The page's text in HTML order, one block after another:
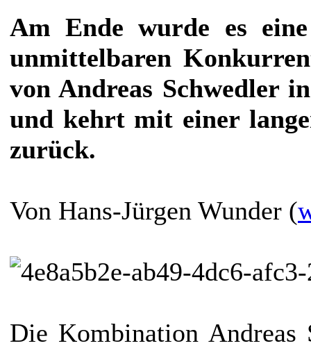
Am Ende wurde es
unmittelbaren
von Andreas Schwedler
und kehrt mit einer
zurück.
Von Hans-Jürgen Wunder (
Die Kombination Andreas